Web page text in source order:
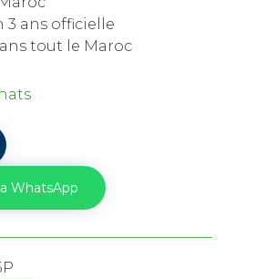
3 ans officielle
tout le Maroc
WhatsApp